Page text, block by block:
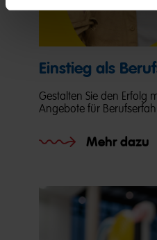
Einstieg als
Gestalten Sie den Erfolg
Angebote für
Mehr dazu